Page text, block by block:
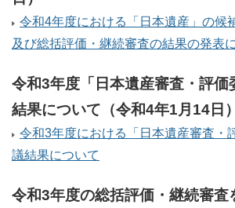
令和4年度における「日本遺産」の候
及び総括評価・継続審査の結果の発表
令和3年度「日本遺産審査・評価
結果について（令和4年1月14日）
令和3年度における「日本遺産審査・
議結果について
令和3年度の総括評価・継続審査